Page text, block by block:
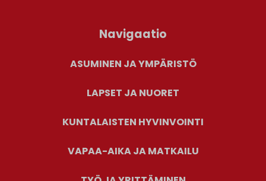
Navigaatio
ASUMINEN JA YMPÄRISTÖ
LAPSET JA NUORET
KUNTALAISTEN HYVINVOINTI
VAPAA-AIKA JA MATKAILU